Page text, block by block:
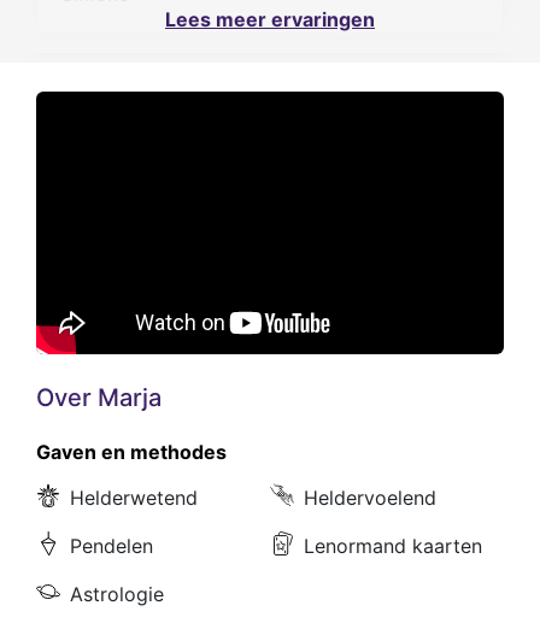
Lees meer ervaringen
Over Marja
Gaven en methodes
Helderwetend
Heldervoelend
Pendelen
Lenormand kaarten
Astrologie